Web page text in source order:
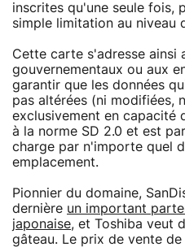
inscrites qu'une seule fois,
simple limitation au niveau
Cette carte s'adresse ainsi
gouvernementaux ou aux
garantir que les données
pas altérées (ni modifiées,
exclusivement en capacité
à la norme SD 2.0 et est
charge par n'importe quel
emplacement.
Pionnier du domaine,
dernière un important
japonaise, et Toshiba veut
gâteau. Le prix de vente